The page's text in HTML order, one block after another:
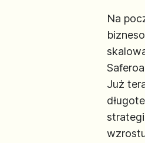
Na
Już